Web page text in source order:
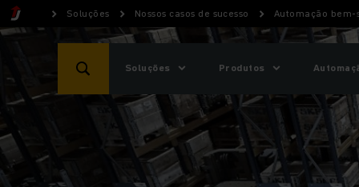
Soluções Nossos casos de sucesso Automação
Soluções Produtos